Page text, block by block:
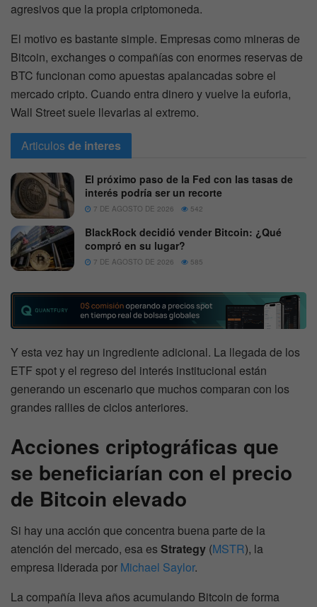
agresivos que la propia criptomoneda.
El motivo es bastante simple. Empresas como mineras de
Bitcoin, exchanges o compañías con enormes reservas de
BTC funcionan como apuestas apalancadas sobre el
mercado cripto. Cuando entra dinero y vuelve la euforia,
Wall Street suele llevarlas al extremo.
Articulosde interes
El próximo paso de la Fed con las tasas de
interés podría ser un recorte
7 DE AGOSTO DE 2026 542
BlackRock decidió vender Bitcoin: ¿Qué
compró en su lugar?
7 DE AGOSTO DE 2026 585
Y esta vez hay un ingrediente adicional. La llegada de los
ETF spot y el regreso del interés institucional están
generando un escenario que muchos comparan con los
grandes rallies de ciclos anteriores.
Acciones criptográficas que
se beneficiarían con el precio
de Bitcoin elevado
Si hay una acción que concentra buena parte de la
atención del mercado, esa esStrategy (MSTR), la
empresa liderada por Michael Saylor.
La compañía lleva años acumulando Bitcoin de forma